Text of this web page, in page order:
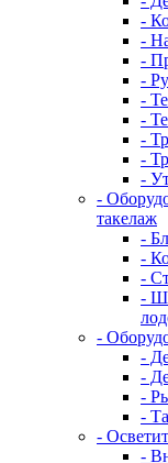
-
-
-
-
-
-
-
-
-
-
такелаж
-
-
-
-
-
-
-
-
-
-
-